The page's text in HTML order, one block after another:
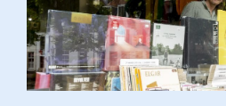
Licentie beheren
Over BumaStemra & Sena